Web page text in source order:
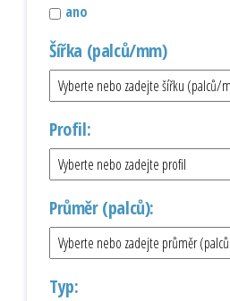
ano
Šířka (palců/mm)
Profil:
Průměr (palců):
Typ: